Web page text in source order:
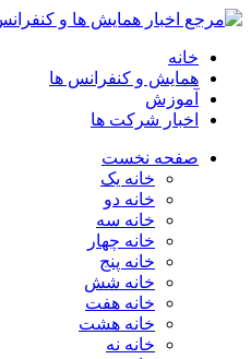
خانه
همایش و کنفرانس ها
آموزش
اخبار شرکت ها
صفحه نخست
خانه یک
خانه دو
خانه سه
خانه چهار
خانه پنج
خانه شش
خانه هفت
خانه هشت
خانه نه